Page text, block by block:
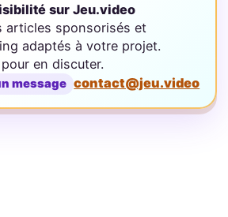
sur Jeu.video
articles sponsorisés et
adaptés à votre projet.
en discuter.
message contact@jeu.video